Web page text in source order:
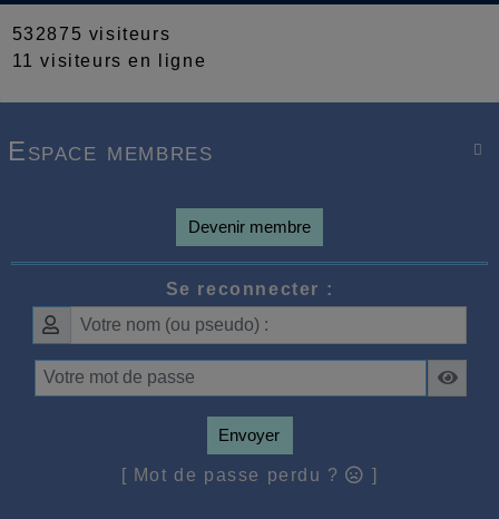
532875 visiteurs
11 visiteurs en ligne

Espace membres
Devenir membre
Se reconnecter :
Envoyer
[ Mot de passe perdu ? ]